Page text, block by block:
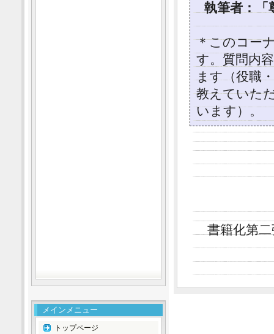
執筆者：「
＊このコー
す。質問内
ます（役職
教えていた
います）。
書籍化第
メインメニュー
トップページ